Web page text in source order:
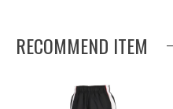
RECOMMEND ITEM